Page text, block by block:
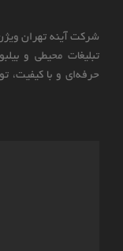
تبلیغات محیطی و
حرفه‌ای و با کیفیت،